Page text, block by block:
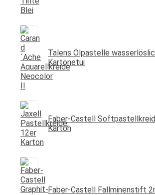
Talens Ölpastelle
Kartonetui
Faber-Castell
Karton
Faber-Castell Fallminenstift